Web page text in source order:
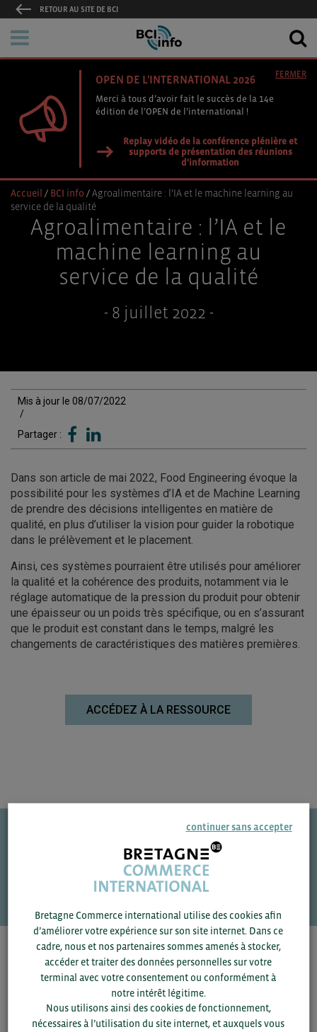
RETOUR AU SITE DE BCI
OPEN DE L'INTERNATIONAL 2026
Merci à tous d’avoir fait le succès de la 14e
édition de l’OPEN de l’international !
Replay vidéo de la conférence plénière et
supports de présentation des réunions
d'information
FERMER
Accueil / BCI info /Agroalimentaire : l’IA et le machine learning au
service de la qualité
Agroalimentaire : l’IA et le
machine learning au
service de la qualité
- 8 juillet 2022 -
Mis à jour le 08/07/2022
/
Partager :
Dans son article de mai 2022, Food Engineering évoque la
possibilité pour les systèmes d’IA et de Machine Learning
de prendre des décisions intelligentes en matière de
qualité, en plus d’utiliser la vision pour guider la robotique
dans le prélèvement et le placement.
Ainsi, ces systèmes pourraient être utilisés pour améliorer
la qualité et la cohérence des produits, notamment via le
réglage automatique de la pression du produit pour obtenir
une épaisseur ou un poids très spécifique, ou en s’assurant
que le produit est constant dans le temps, malgré les
changements de caractéristiques des matières premières.
ACCÉDEZ À LA RESSOURCE
Une question ?
VOS CONTACTS
Pour voir les contacts, merci de renseigner votre
département et votre secteur
ou connectez-vous.
continuer sans accepter
Bretagne Commerce international utilise des cookies afin
d’améliorer votre expérience sur son site internet. Dans ce
cadre, nous et nos partenaires sommes amenés à stocker,
accéder et traiter des données personnelles sur votre
terminal avec votre consentement ou conformément à
notre intérêt légitime.
Nous utilisons ainsi des cookies de fonctionnement,
nécessaires à l’utilisation du site internet, et auxquels vous